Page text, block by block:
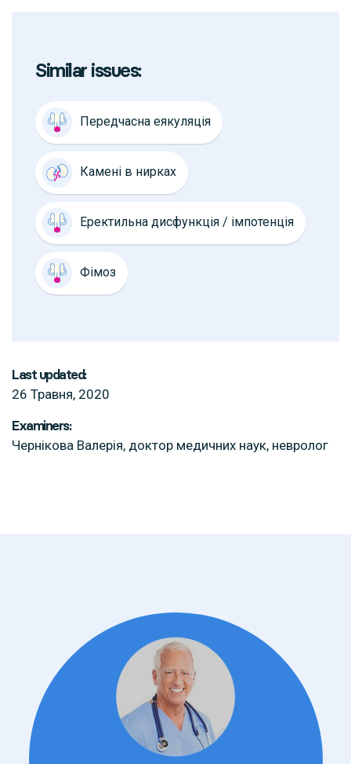
Similar issues:
Передчасна еякуляція
Камені в нирках
Еректильна дисфункція / імпотенція
Фімоз
Last updated:
26 Травня, 2020
Examiners:
Чернікова Валерія, доктор медичних наук, невролог